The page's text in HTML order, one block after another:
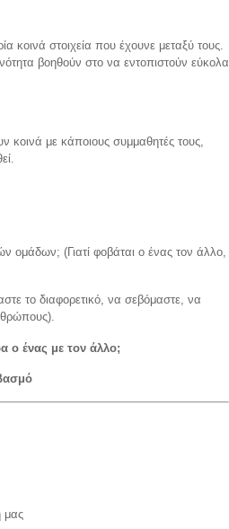
κοινά στοιχεία που έχουνε μεταξύ τους.
βοηθούν στο να εντοπιστούν εύκολα
με κάποιους συμμαθητές τους,
ομάδων; (Γιατί φοβάται ο ένας τον άλλο,
το διαφορετικό, να σεβόμαστε, να
ο ένας με τον άλλο;
μας